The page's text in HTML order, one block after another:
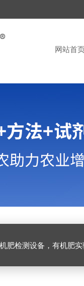
网站首
备，有机肥实验室设备，生物有